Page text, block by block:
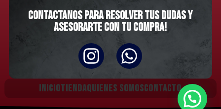
Contactanos para resolver tus dudas y
asesorarte con tu compra!
INICIOTIENDAQUIENES SOMOSCONTACTO